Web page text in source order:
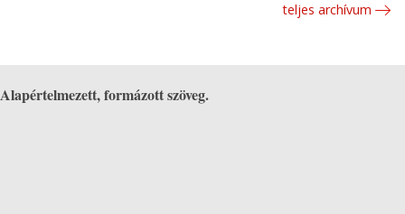
teljes archívum
Alapértelmezett, formázott szöveg.